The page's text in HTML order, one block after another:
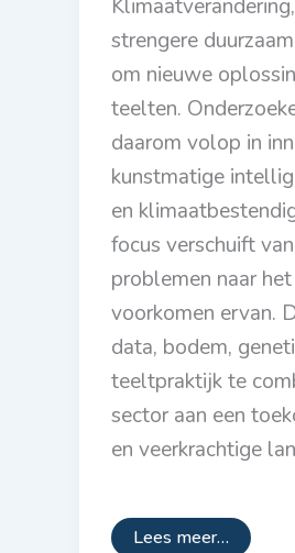
strengere
om nieuwe
teelten.
daarom volop in
kunstmatige
en
focus verschuift
problemen naar
voorkomen ervan.
data, bodem,
teeltpraktijk te
sector aan een
en veerkrachtige
Lees meer…